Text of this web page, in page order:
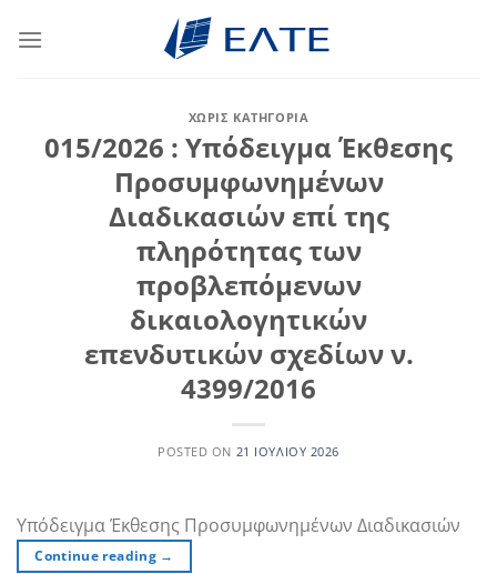
στο
ΧΩΡΊΣ ΚΑΤΗΓΟΡΊΑ
015/2026 : Υπόδειγμα Έκθεσης
Προσυμφωνημένων
Διαδικασιών επί της
πληρότητας των
προβλεπόμενων
δικαιολογητικών
επενδυτικών σχεδίων ν.
4399/2016
POSTED ON 21 ΙΟΥΛΊΟΥ 2026
Υπόδειγμα Έκθεσης Προσυμφωνημένων Διαδικασιών
Continue reading →